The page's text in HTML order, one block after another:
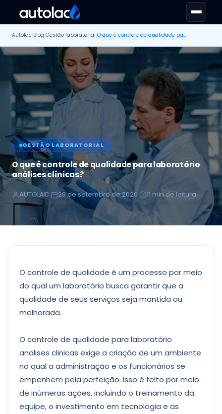
Autolac›Blog›Gestão laboratorial› O que é controle de qualidade para laboratório análises clínicas?
GESTÃO LABORATORIAL
O que é controle de qualidade para laboratório
análises clínicas?
AUTOLAC 29 de setembro de 2020 11 min de leitura
O controle de qualidade é um processo por meio
do qual um laboratório busca garantir que a
qualidade de seus serviços seja mantida ou
melhorada.
O controle de qualidade para laboratório
analises clinicas exige a criação de um ambiente
no qual a administração e os funcionários se
empenhem pela perfeição. Isso é feito por meio
de inúmeras ações, incluindo o treinamento da
equipe, o investimento em tecnologia e as